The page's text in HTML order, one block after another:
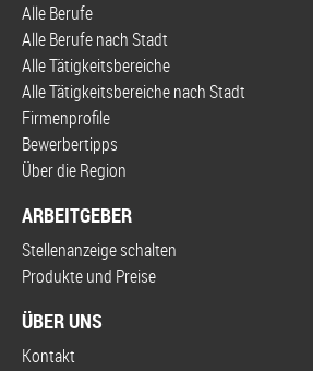
Alle Berufe
Alle Berufe nach Stadt
Alle Tätigkeitsbereiche
Alle Tätigkeitsbereiche nach Stadt
Firmenprofile
Bewerbertipps
Über die Region
ARBEITGEBER
Stellenanzeige schalten
Produkte und Preise
ÜBER UNS
Kontakt